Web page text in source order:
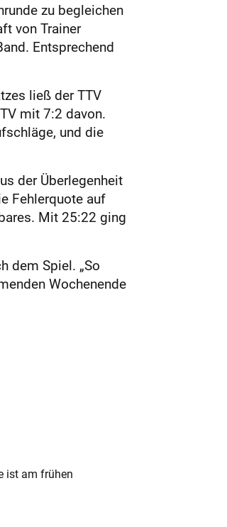
zu begleichen
von Trainer
Entsprechend
ließ der TTV
mit 7:2 davon.
und die
der Überlegenheit
Fehlerquote auf
Mit 25:22 ging
dem Spiel. „So
Wochenende
ist am frühen